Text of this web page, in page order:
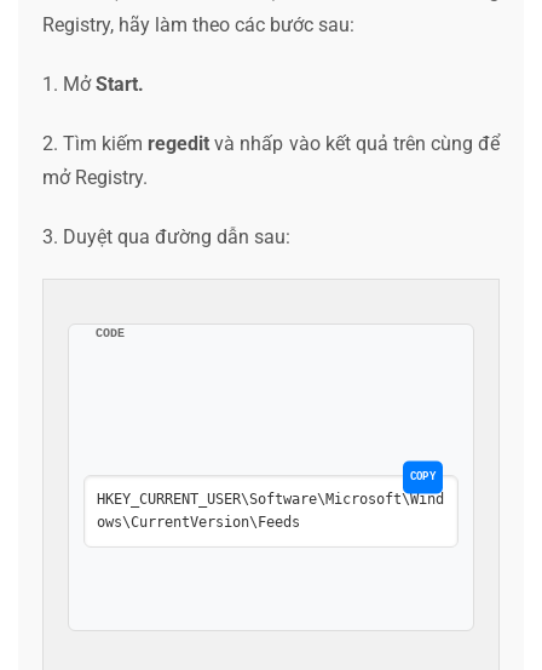
Registry, hãy làm theo các bước sau:
1. MởStart.
2. Tìm kiếm regedit và nhấp vào kết quả trên cùng để
mở Registry.
3. Duyệt qua đường dẫn sau:
CODE
COPY
HKEY_CURRENT_USER\Software\Microsoft\Wind
ows\CurrentVersion\Feeds